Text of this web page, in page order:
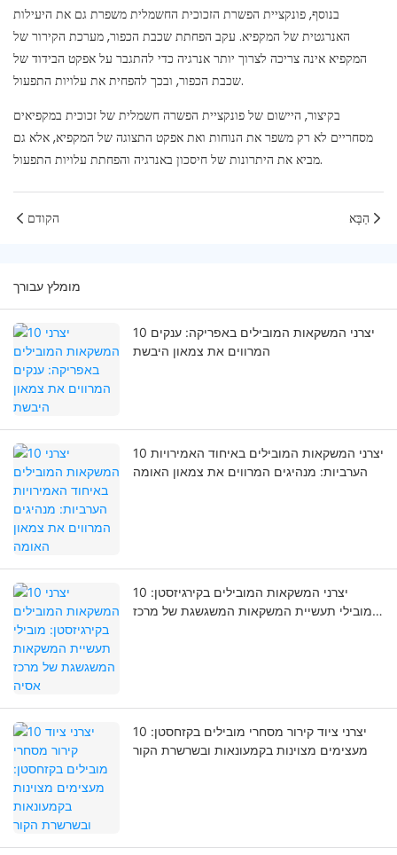
בנוסף, פונקציית הפשרת הזכוכית החשמלית משפרת גם את היעילות
האנרגטית של המקפיא. עקב הפחתת שכבת הכפור, מערכת הקירור של
המקפיא אינה צריכה לצרוך יותר אנרגיה כדי להתגבר על אפקט הבידוד של
שכבת הכפור, ובכך להפחית את עלויות התפעול.
בקיצור, היישום של פונקציית הפשרה חשמלית של זכוכית במקפיאים
מסחריים לא רק משפר את הנוחות ואת אפקט התצוגה של המקפיא, אלא גם
מביא את היתרונות של חיסכון באנרגיה והפחתת עלויות התפעול.
הקודם הַבָּא
מומלץ עבורך
10 יצרני המשקאות המובילים באפריקה: ענקים
המרווים את צמאון היבשת
10 יצרני המשקאות המובילים באיחוד האמירויות
הערביות: מנהיגים המרווים את צמאון האומה
10 יצרני המשקאות המובילים בקירגיזסטן:
מובילי תעשיית המשקאות המשגשגת של מרכז
10 יצרני ציוד קירור מסחרי מובילים בקזחסטן:
מעצימים מצוינות בקמעונאות ובשרשרת הקור